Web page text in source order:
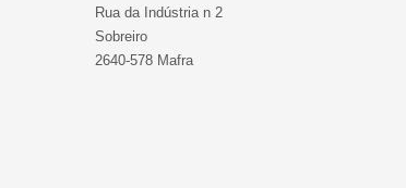
Rua da Indústria n 2
Sobreiro
2640-578 Mafra